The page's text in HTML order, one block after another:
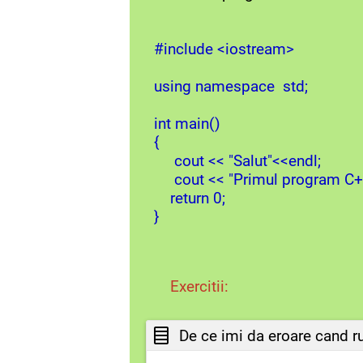
#include <iostream>
using namespace std;
int main()
{
cout << "Salut"<<endl;
cout << "Primul program
return 0;
}
Exercitii:
De ce imi da eroare cand